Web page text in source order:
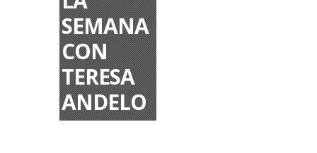
SEMANA
CON
TERESA
ANDELO